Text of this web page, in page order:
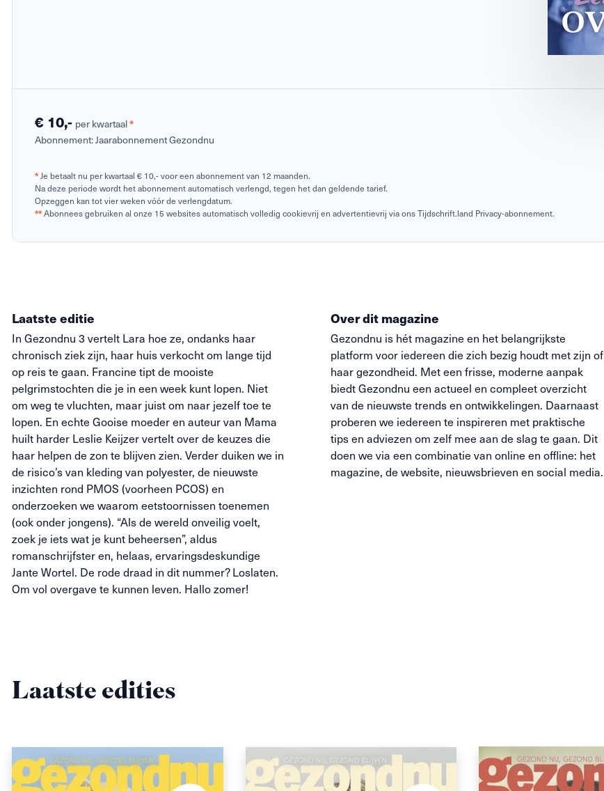
€ 10,- per kwartaal*
Abonnement:Jaarabonnement Gezondnu
*Je betaalt nu per kwartaal € 10,- voor een abonnement van 12 maanden.
Na deze periode wordt het abonnement automatisch verlengd, tegen het dan geldende tarief.
Opzeggen kan tot vier weken vóór de verlengdatum.
**Abonnees gebruiken al onze 15 websites automatisch volledig cookievrij en advertentievrij via ons Tijdschrift.land Privacy-abonnement.
Laatste editie
In Gezondnu 3 vertelt Lara hoe ze, ondanks haar
chronisch ziek zijn, haar huis verkocht om lange tijd
op reis te gaan. Francine tipt de mooiste
pelgrimstochten die je in een week kunt lopen. Niet
om weg te vluchten, maar juist om naar jezelf toe te
lopen. En echte Gooise moeder en auteur van Mama
huilt harder Leslie Keijzer vertelt over de keuzes die
haar helpen de zon te blijven zien. Verder duiken we in
de risico’s van kleding van polyester, de nieuwste
inzichten rond PMOS (voorheen PCOS) en
onderzoeken we waarom eetstoornissen toenemen
(ook onder jongens). “Als de wereld onveilig voelt,
zoek je iets wat je kunt beheersen”, aldus
romanschrijfster en, helaas, ervaringsdeskundige
Jante Wortel. De rode draad in dit nummer? Loslaten.
Om vol overgave te kunnen leven. Hallo zomer!
Over dit magazine
Gezondnu is hét magazine en het belangrijkste
platform voor iedereen die zich bezig houdt met zijn of
haar gezondheid. Met een frisse, moderne aanpak
biedt Gezondnu een actueel en compleet overzicht
van de nieuwste trends en ontwikkelingen. Daarnaast
proberen we iedereen te inspireren met praktische
tips en adviezen om zelf mee aan de slag te gaan. Dit
doen we via een combinatie van online en offline: het
magazine, de website, nieuwsbrieven en social media.
Laatste edities